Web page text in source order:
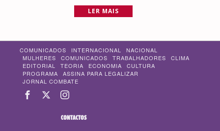
LER MAIS
COMUNICADOS INTERNACIONAL
NACIONAL
MULHERES
COMUNICADOS TRABALHADORES
CLIMA
EDITORIAL
TEORIA ECONOMIA
CULTURA
PROGRAMA
ASSINA PARA LEGALIZAR
JORNAL COMBATE
CONTACTOS